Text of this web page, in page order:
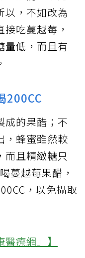
以，不如改為
吃蔓越莓，
量低，而且有
200CC
成的果醋；不
，蜂蜜雖然較
而且精緻糖只
蔓越莓果醋，
，以免攝取
療網」】